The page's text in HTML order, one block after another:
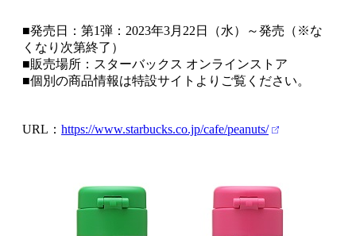
■発売日：第1弾：2023年3月22日（水）～発売（※な
くなり次第終了）
■販売場所：スターバックス オンラインストア
■個別の商品情報は特設サイトよりご覧ください。
URL： https://www.starbucks.co.jp/cafe/peanuts/